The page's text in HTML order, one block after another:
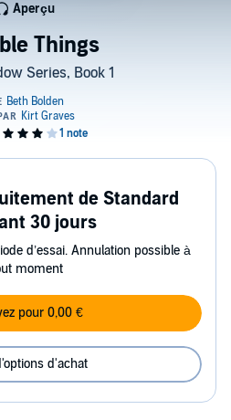
Things
Series, Book 1
Aperçu
de Standard
30 jours
d’essai. Annulation possible à
moment
pour 0,00 €
d'achat